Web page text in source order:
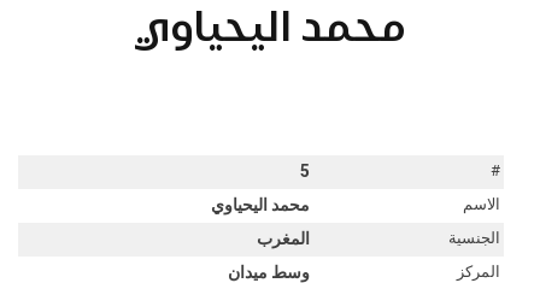
محمد اليحياوي
#
5
الاسم محمد اليحياوي
الجنسية المغرب
المركز وسط ميدان